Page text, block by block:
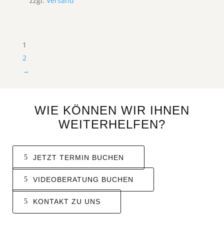
1
2
→
WIE KÖNNEN WIR IHNEN
WEITERHELFEN?
JETZT TERMIN BUCHEN
VIDEOBERATUNG BUCHEN
KONTAKT ZU UNS